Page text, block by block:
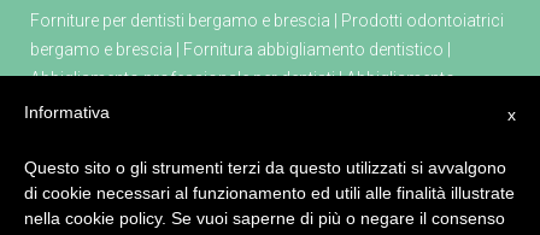
Forniture per dentisti bergamo e brescia
Prodotti odontoiatrici
bergamo e brescia
Fornitura abbigliamento dentistico
Abbigliamento professionale per dentisti|Abbigliamento
professionale farmacia
dentisti |Poltrona odontoiatrica kiri|Apparecchio per
sedazione cosciente masterflux|Defibrillatore primo soccorso
x
Informativa
Questo sito o gli strumenti terzi da questo utilizzati si avvalgono
di cookie necessari al funzionamento ed utili alle finalità illustrate
nella cookie policy. Se vuoi saperne di più o negare il consenso